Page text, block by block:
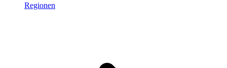
Regionen